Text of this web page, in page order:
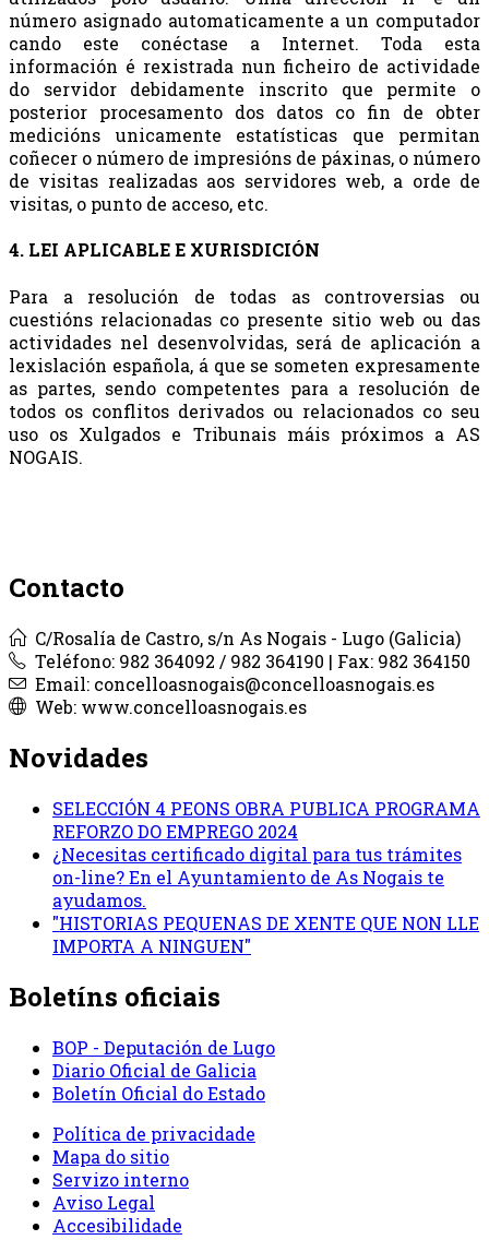
número asignado automaticamente a un computador
cando este conéctase a Internet. Toda esta
información é rexistrada nun ficheiro de actividade
do servidor debidamente inscrito que permite o
posterior procesamento dos datos co fin de obter
medicións unicamente estatísticas que permitan
coñecer o número de impresións de páxinas, o número
de visitas realizadas aos servidores web, a orde de
visitas, o punto de acceso, etc.
4. LEI APLICABLE E XURISDICIÓN
Para a resolución de todas as controversias ou
cuestións relacionadas co presente sitio web ou das
actividades nel desenvolvidas, será de aplicación a
lexislación española, á que se someten expresamente
as partes, sendo competentes para a resolución de
todos os conflitos derivados ou relacionados co seu
uso os Xulgados e Tribunais máis próximos a AS
NOGAIS.
Contacto
C/Rosalía de Castro, s/n As Nogais - Lugo (Galicia)
Teléfono: 982 364092 / 982 364190 | Fax: 982 364150
Email: concelloasnogais@concelloasnogais.es
Web: www.concelloasnogais.es
Novidades
SELECCIÓN 4 PEONS OBRA PUBLICA PROGRAMA
REFORZO DO EMPREGO 2024
¿Necesitas certificado digital para tus trámites
on-line? En el Ayuntamiento de As Nogais te
ayudamos.
"HISTORIAS PEQUENAS DE XENTE QUE NON LLE
IMPORTA A NINGUEN"
Boletíns oficiais
BOP - Deputación de Lugo
Diario Oficial de Galicia
Boletín Oficial do Estado
Política de privacidade
Mapa do sitio
Servizo interno
Aviso Legal
Accesibilidade